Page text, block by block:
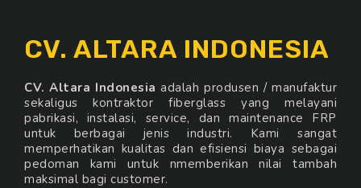
CV. ALTARA INDONESIA
CV. Altara Indonesia adalah produsen / manufaktur
sekaligus kontraktor fiberglass yang melayani
pabrikasi, instalasi, service, dan maintenance FRP
untuk berbagai jenis industri. Kami sangat
memperhatikan kualitas dan efisiensi biaya sebagai
pedoman kami untuk nmemberikan nilai tambah
maksimal bagi customer.